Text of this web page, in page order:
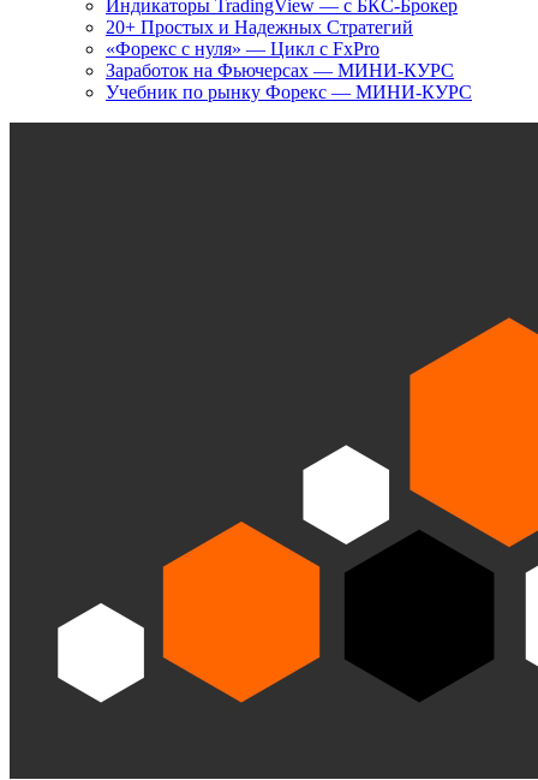
Индикаторы TradingView — с БКС-Брокер
20+ Простых и Надежных Стратегий
«Форекс с нуля» — Цикл с FxPro
Заработок на Фьючерсах — МИНИ-КУРС
Учебник по рынку Форекс — МИНИ-КУРС